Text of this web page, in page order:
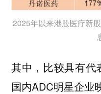
2025年以来港股医疗新
其中，比较具有代
国内ADC明星企业